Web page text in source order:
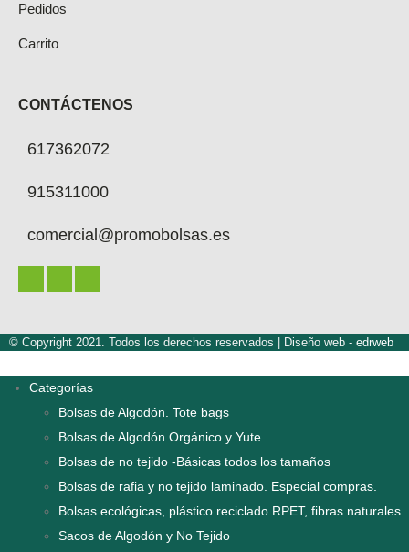
Pedidos
Carrito
CONTÁCTENOS
617362072
915311000
comercial@promobolsas.es
© Copyright 2021. Todos los derechos reservados | Diseño web - edrweb
Categorías
Bolsas de Algodón. Tote bags
Bolsas de Algodón Orgánico y Yute
Bolsas de no tejido -Básicas todos los tamaños
Bolsas de rafia y no tejido laminado. Especial compras.
Bolsas ecológicas, plástico reciclado RPET, fibras naturales
Sacos de Algodón y No Tejido